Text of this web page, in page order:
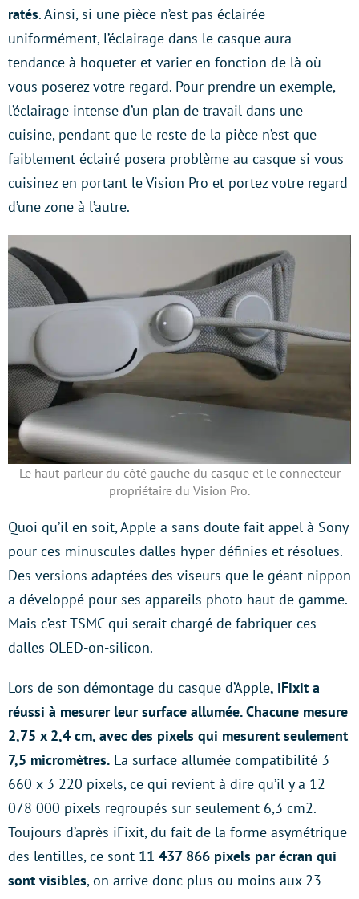
ratés. Ainsi, si une pièce n’est pas éclairée
uniformément, l’éclairage dans le casque aura
tendance à hoqueter et varier en fonction de là où
vous poserez votre regard. Pour prendre un exemple,
l’éclairage intense d’un plan de travail dans une
cuisine, pendant que le reste de la pièce n’est que
faiblement éclairé posera problème au casque si vous
cuisinez en portant le Vision Pro et portez votre regard
d’une zone à l’autre.
Le haut-parleur du côté gauche du casque et le connecteur
propriétaire du Vision Pro.
Quoi qu’il en soit, Apple a sans doute fait appel à Sony
pour ces minuscules dalles hyper définies et résolues.
Des versions adaptées des viseurs que le géant nippon
a développé pour ses appareils photo haut de gamme.
Mais c’est TSMC qui serait chargé de fabriquer ces
dalles OLED-on-silicon.
Lors de son démontage du casque d’Apple, iFixit a
réussi à mesurer leur surface allumée. Chacune mesure
2,75 x 2,4 cm, avec des pixels qui mesurent seulement
7,5 micromètres. La surface allumée compatibilité 3
660 x 3 220 pixels, ce qui revient à dire qu’il y a 12
078 000 pixels regroupés sur seulement 6,3 cm2.
Toujours d’après iFixit, du fait de la forme asymétrique
des lentilles, ce sont 11 437 866 pixels par écran qui
sont visibles, on arrive donc plus ou moins aux 23